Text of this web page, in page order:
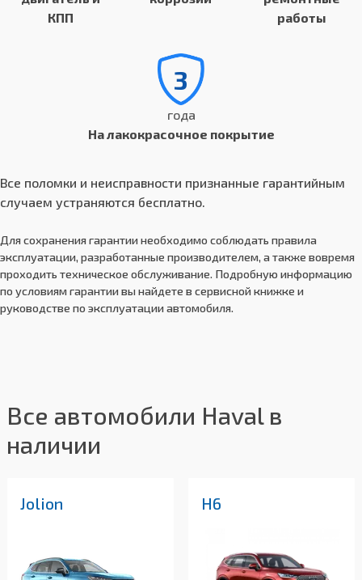
КПП
работы
3
года
На лакокрасочное покрытие
Все поломки и неисправности признанные гарантийным
случаем устраняются бесплатно.
Для сохранения гарантии необходимо соблюдать правила
эксплуатации, разработанные производителем, а также вовремя
проходить техническое обслуживание. Подробную информацию
по условиям гарантии вы найдете в сервисной книжке и
руководстве по эксплуатации автомобиля.
Все автомобили Haval в
наличии
Jolion H6